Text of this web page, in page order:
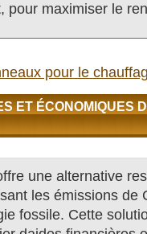
pour maximiser le
pour le
ET ÉCONOMIQUES
une alternative
les émissions de
fossile. Cette